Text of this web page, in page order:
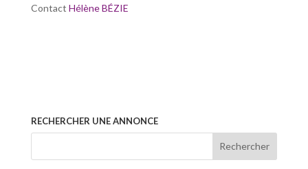
Contact Hélène BÉZIE
RECHERCHER UNE ANNONCE